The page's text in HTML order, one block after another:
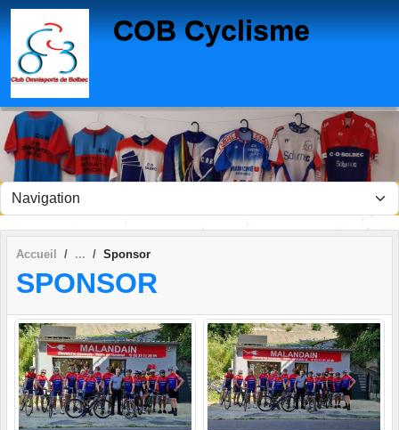
COB Cyclisme
Accueil Sponsor
SPONSOR
Panneau de gestion des cookies